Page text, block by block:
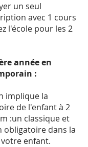
un seul
avec 1 cours
l'école pour les 2
année en
:
implique la
de l'enfant à 2
:un classique et
dans la
enfant.